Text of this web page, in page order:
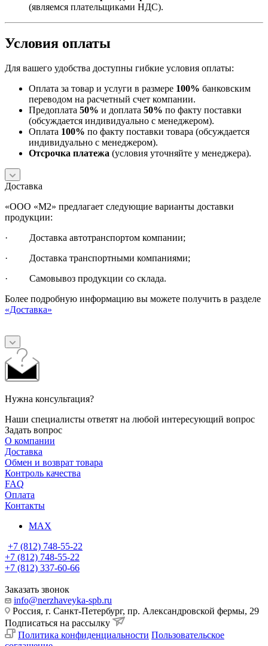
(являемся плательщиками НДС).
Условия оплаты
Для вашего удобства доступны гибкие условия оплаты:
Оплата за товар и услуги в размере 100% банковским
переводом на расчетный счет компании.
Предоплата 50% и доплата 50% по факту поставки
(обсуждается индивидуально с менеджером).
Оплата 100% по факту поставки товара (обсуждается
индивидуально с менеджером).
Отсрочка платежа (условия уточняйте у менеджера).
Доставка
«ООО «М2» предлагает следующие варианты доставки
продукции:
· Доставка автотранспортом компании;
· Доставка транспортными компаниями;
· Самовывоз продукции со склада.
Более подробную информацию вы можете получить в разделе
«Доставка»
Нужна консультация?
Наши специалисты ответят на любой интересующий вопрос
Задать вопрос
О компании
Доставка
Обмен и возврат товара
Контроль качества
FAQ
Оплата
Контакты
MAX
+7 (812) 748-55-22
+7 (812) 748-55-22
+7 (812) 337-60-66
Заказать звонок
info@nerzhaveyka-spb.ru
Россия, г. Санкт-Петербург, пр. Александровской фермы, 29
Подписаться на рассылку
Политика конфиденциальности Пользовательское